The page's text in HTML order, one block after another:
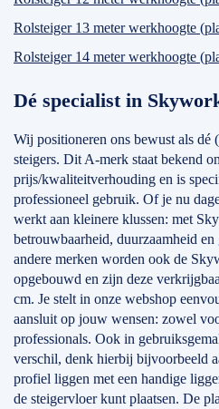
Rolsteiger 13 meter werkhoogte
Rolsteiger 14 meter werkhoogte
Dé specialist in
Wij positioneren ons bewust als
steigers. Dit A-merk staat bekend
prijs/kwaliteitverhouding en is
professioneel gebruik. Of je nu
werkt aan kleinere klussen: met
betrouwbaarheid, duurzaamheid
andere merken worden ook de
opgebouwd en zijn deze
cm. Je stelt in onze webshop
aansluit op jouw wensen: zowel
professionals. Ook in
verschil, denk hierbij bijvoorbeeld
profiel liggen met een handige
de steigervloer kunt plaatsen. De